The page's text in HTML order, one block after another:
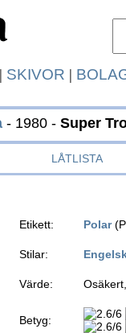
| SKIVOR |
- 1980 - Super
LÅTLISTA
Etikett: Polar
Stilar:
Värde:
Betyg: